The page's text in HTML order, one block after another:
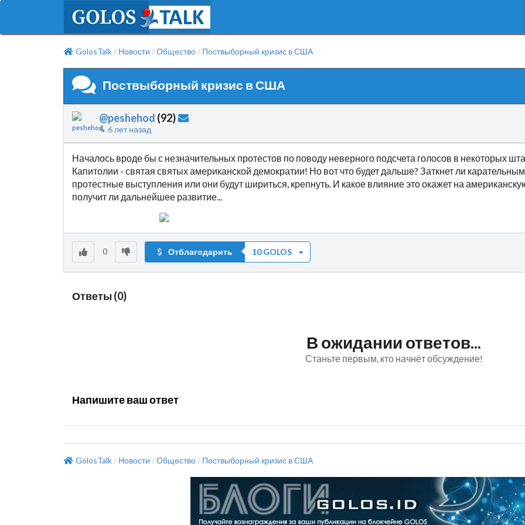
GolosTalk / Новости / Общество / Поствыборный кризис в США
Поствыборный кризис в США
@peshehod (92)
↳ 6 лет назад
Началось вроде бы с незначительных протестов по поводу неверного подсчета голосов в некоторых
Капитолии - святая святых американской демократии! Но вот что будет дальше? Заткнет ли
протестные выступления или они будут шириться, крепнуть. И какое влияние это окажет на
получит ли дальнейшее развитие...
0 Отблагодарить 10 GOLOS
Ответы(0)
В ожидании ответов...
Станьте первым, кто начнёт обсуждение!
Напишите ваш ответ
GolosTalk / Новости / Общество / Поствыборный кризис в США